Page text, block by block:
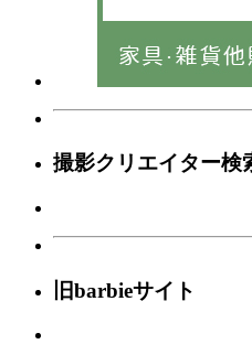
撮影クリエイター検
旧barbieサイト